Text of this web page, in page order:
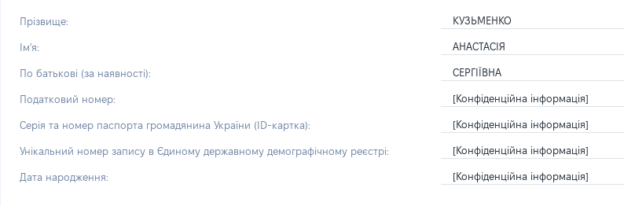
Прізвище: КУЗЬМЕНКО
Ім'я: АНАСТАСІЯ
По батькові (за наявності): СЕРГІЇВНА
Податковий номер: [Конфіденційна інформація]
Серія та номер паспорта громадянина України (ID-картка): [Конфіденційна інформація]
Унікальний номер запису в Єдиному державному демографічному реєстрі: [Конфіденційна інформація]
Дата народження: [Конфіденційна інформація]